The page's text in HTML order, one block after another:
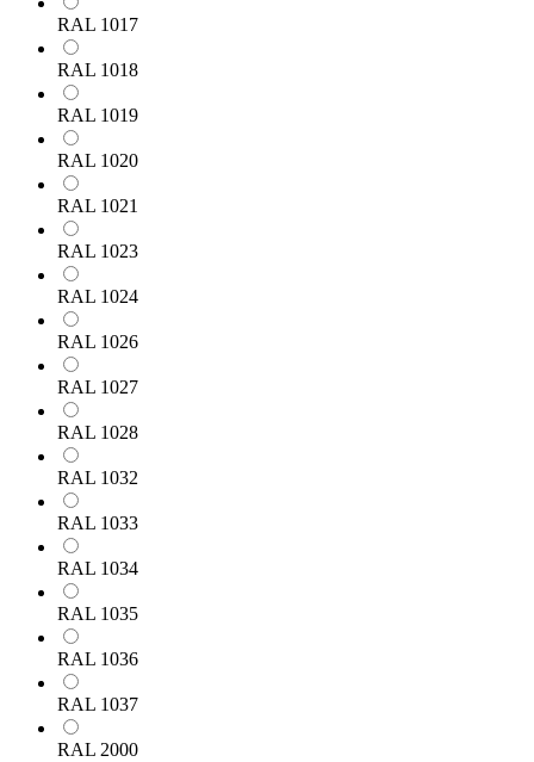
RAL 1017
RAL 1018
RAL 1019
RAL 1020
RAL 1021
RAL 1023
RAL 1024
RAL 1026
RAL 1027
RAL 1028
RAL 1032
RAL 1033
RAL 1034
RAL 1035
RAL 1036
RAL 1037
RAL 2000